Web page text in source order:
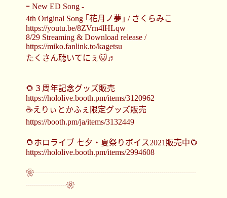
ｰ New ED Song -
4th Original Song ｢花月ノ夢｣ / さくらみこ
https://youtu.be/8ZVrn4lHLqw
8/29 Streaming & Download release /
https://miko.fanlink.to/kagetsu
たくさん聴いてにぇ🐱♬
🌻３周年記念グッズ販売
https://hololive.booth.pm/items/3120962
☕えりぃとかふぇ限定グッズ販売
https://booth.pm/ja/items/3132449
🌻ホロライブ 七夕・夏祭りボイス2021販売中🌻
https://hololive.booth.pm/items/2994608
❀┈┈┈┈┈┈┈┈┈┈┈┈┈┈┈┈┈┈┈┈
┈┈┈┈┈❀